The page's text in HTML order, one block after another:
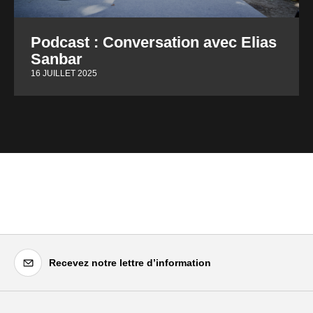
Podcast : Conversation avec Elias
Sanbar
16 JUILLET 2025
Recevez notre lettre d’information